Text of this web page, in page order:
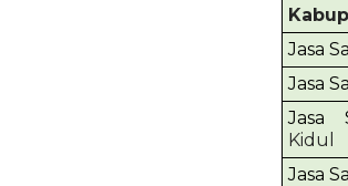
Jasa
Jasa
Jasa
Kidul
Jasa